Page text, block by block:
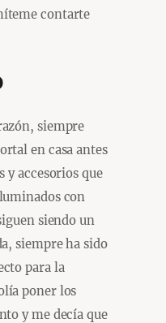
contarte
siempre
en casa antes
y accesorios que
con
siendo un
siempre ha sido
para la
poner los
y me decía que